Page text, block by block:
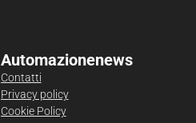
Automazionenews
Contatti
Privacy policy
Cookie Policy